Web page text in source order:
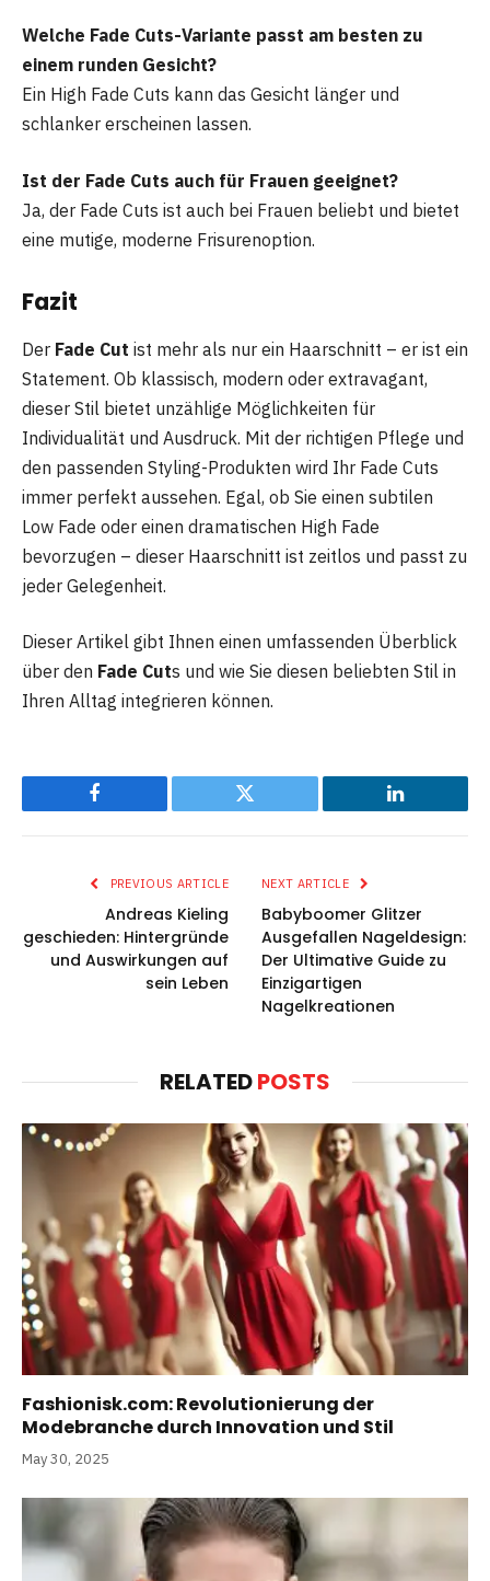
Welche Fade Cuts-Variante passt am besten zu
einem runden Gesicht?
Ein High Fade Cuts kann das Gesicht länger und
schlanker erscheinen lassen.
Ist der Fade Cuts auch für Frauen geeignet?
Ja, der Fade Cuts ist auch bei Frauen beliebt und bietet
eine mutige, moderne Frisurenoption.
Fazit
Der Fade Cut ist mehr als nur ein Haarschnitt – er ist ein
Statement. Ob klassisch, modern oder extravagant,
dieser Stil bietet unzählige Möglichkeiten für
Individualität und Ausdruck. Mit der richtigen Pflege und
den passenden Styling-Produkten wird Ihr Fade Cuts
immer perfekt aussehen. Egal, ob Sie einen subtilen
Low Fade oder einen dramatischen High Fade
bevorzugen – dieser Haarschnitt ist zeitlos und passt zu
jeder Gelegenheit.
Dieser Artikel gibt Ihnen einen umfassenden Überblick
über den Fade Cuts und wie Sie diesen beliebten Stil in
Ihren Alltag integrieren können.
Facebook Twitter LinkedIn
PREVIOUS ARTICLE
Andreas Kieling
geschieden: Hintergründe
und Auswirkungen auf
sein Leben
NEXT ARTICLE
Babyboomer Glitzer
Ausgefallen Nageldesign:
Der Ultimative Guide zu
Einzigartigen
Nagelkreationen
RELATEDPOSTS
Fashionisk.com: Revolutionierung der
Modebranche durch Innovation und Stil
May 30, 2025